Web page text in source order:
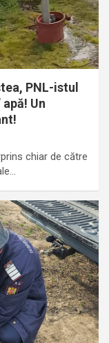
PNL-istul
Un
chiar de către